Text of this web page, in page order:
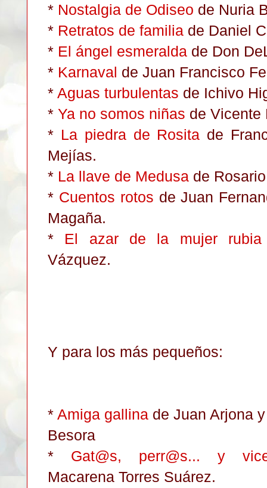
* Nostalgia de Odiseo de Nuria
* Retratos de familia de Daniel
* El ángel esmeralda de Don
* Karnaval de Juan Francisco
* Aguas turbulentas de Ichivo
* Ya no somos niñas de Vicente
* La piedra de Rosita de
Mejías.
* La llave de Medusa de
* Cuentos rotos de Juan
Magaña.
* El azar de la mujer rubia
Vázquez.
Y para los más pequeños:
* Amiga gallina de Juan Arjona
Besora
* Gat@s, perr@s... y
Macarena Torres Suárez.